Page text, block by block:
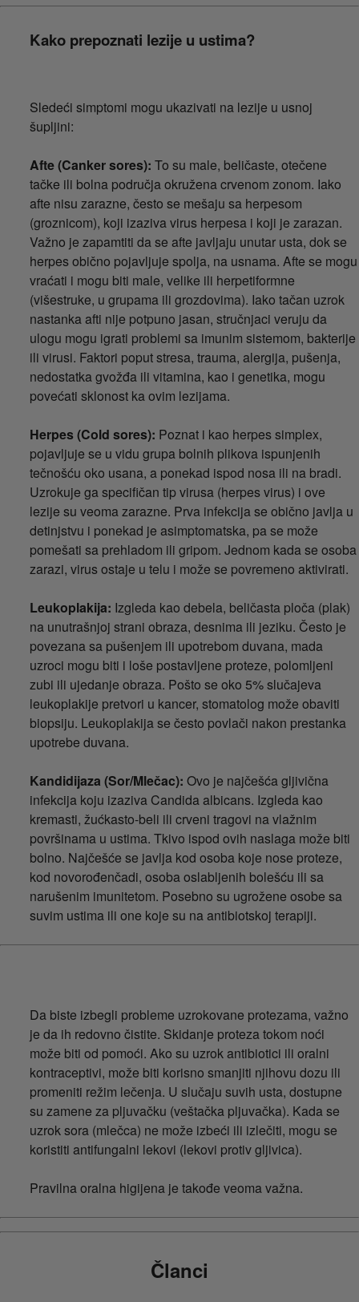
Kako prepoznati lezije u ustima?
Sledeći simptomi mogu ukazivati na lezije u usnoj
šupljini:
Afte (Canker sores): To su male, beličaste, otečene
tačke ili bolna područja okružena crvenom zonom. Iako
afte nisu zarazne, često se mešaju sa herpesom
(groznicom), koji izaziva virus herpesa i koji je zarazan.
Važno je zapamtiti da se afte javljaju unutar usta, dok se
herpes obično pojavljuje spolja, na usnama. Afte se mogu
vraćati i mogu biti male, velike ili herpetiformne
(višestruke, u grupama ili grozdovima). Iako tačan uzrok
nastanka afti nije potpuno jasan, stručnjaci veruju da
ulogu mogu igrati problemi sa imunim sistemom, bakterije
ili virusi. Faktori poput stresa, trauma, alergija, pušenja,
nedostatka gvožđa ili vitamina, kao i genetika, mogu
povećati sklonost ka ovim lezijama.
Herpes (Cold sores): Poznat i kao herpes simplex,
pojavljuje se u vidu grupa bolnih plikova ispunjenih
tečnošću oko usana, a ponekad ispod nosa ili na bradi.
Uzrokuje ga specifičan tip virusa (herpes virus) i ove
lezije su veoma zarazne. Prva infekcija se obično javlja u
detinjstvu i ponekad je asimptomatska, pa se može
pomešati sa prehladom ili gripom. Jednom kada se osoba
zarazi, virus ostaje u telu i može se povremeno aktivirati.
Leukoplakija: Izgleda kao debela, beličasta ploča (plak)
na unutrašnjoj strani obraza, desnima ili jeziku. Često je
povezana sa pušenjem ili upotrebom duvana, mada
uzroci mogu biti i loše postavljene proteze, polomljeni
zubi ili ujedanje obraza. Pošto se oko 5% slučajeva
leukoplakije pretvori u kancer, stomatolog može obaviti
biopsiju. Leukoplakija se često povlači nakon prestanka
upotrebe duvana.
Kandidijaza (Sor/Mlečac): Ovo je najčešća gljivična
infekcija koju izaziva Candida albicans. Izgleda kao
kremasti, žućkasto-beli ili crveni tragovi na vlažnim
površinama u ustima. Tkivo ispod ovih naslaga može biti
bolno. Najčešće se javlja kod osoba koje nose proteze,
kod novorođenčadi, osoba oslabljenih bolešću ili sa
narušenim imunitetom. Posebno su ugrožene osobe sa
suvim ustima ili one koje su na antibiotskoj terapiji.
Da biste izbegli probleme uzrokovane protezama, važno
je da ih redovno čistite. Skidanje proteza tokom noći
može biti od pomoći. Ako su uzrok antibiotici ili oralni
kontraceptivi, može biti korisno smanjiti njihovu dozu ili
promeniti režim lečenja. U slučaju suvih usta, dostupne
su zamene za pljuvačku (veštačka pljuvačka). Kada se
uzrok sora (mlečca) ne može izbeći ili izlečiti, mogu se
koristiti antifungalni lekovi (lekovi protiv gljivica).
Pravilna oralna higijena je takođe veoma važna.
Članci